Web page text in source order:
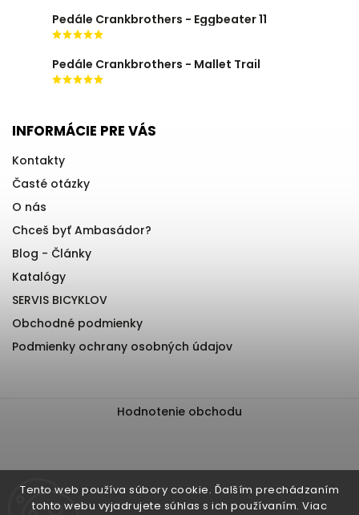
Tento web používa súbory cookie. Ďalším prechádzaním
tohto webu vyjadrujete súhlas s ich používaním. Viac
Pedále Crankbrothers - Eggbeater 11
Pedále Crankbrothers - Mallet Trail
INFORMÁCIE PRE VÁS
Kontakty
Časté otázky
O nás
Chceš byť Ambasádor?
Blog - Články
Katalógy
SERVIS BICYKLOV
Obchodné podmienky
Podmienky ochrany osobných údajov
Hodnotenie obchodu